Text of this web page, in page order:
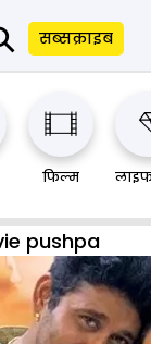
सब्सक्राइब
फिल्म
pushpa